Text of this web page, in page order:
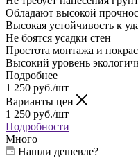
Обладают высокой
Высокая устойчивость к
Не боятся усадки стен
Простота монтажа и
Высокий уровень
Подробнее
1 250 руб./шт
Варианты цен
1 250 руб./шт
Подробности
Много
Нашли дешевле?